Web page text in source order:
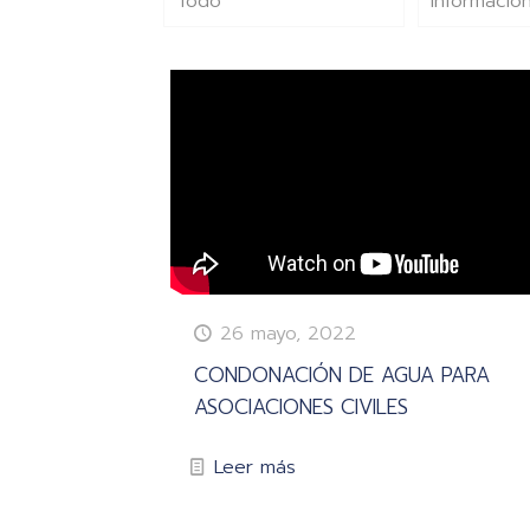
26 mayo, 2022
CONDONACIÓN DE AGUA PARA
ASOCIACIONES CIVILES
Leer más